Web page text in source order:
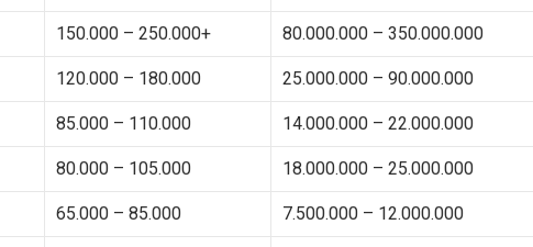
150.000 – 250.000+ 80.000.000 – 350.000.000
120.000 – 180.000 25.000.000 – 90.000.000
85.000 – 110.000 14.000.000 – 22.000.000
80.000 – 105.000 18.000.000 – 25.000.000
65.000 – 85.000 7.500.000 – 12.000.000